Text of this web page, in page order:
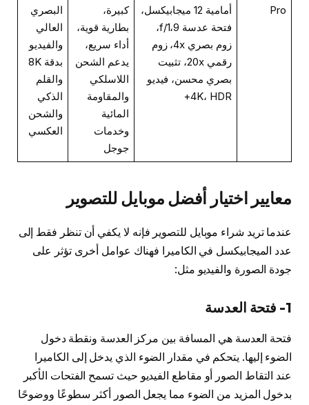
Pro
أمامية 12 ميجابيكسل،
فتحة عدسة f/1،9،
زوم بصري 4x، زوم
رقمي 20x، تثبيت
بصري محسن، فيديو
4K، HDR+
كبيرة،
بطارية قوية،
أداء سريع،
يدعم الشحن
اللاسلكي
والمقاومة
المائية
وخدمات
جوجل
البصري
العالي
والفيديو
بدقة 8K
والقلم
الذكي
والشحن
العكسي
معايير اختيار أفضل موبايل للتصوير
عندما تريد شراء موبايل للتصوير فإنه لا يكفي أن تنظر فقط إلى
عدد الميجابيكسل في الكاميرا فهناك عوامل أخرى تؤثر على
جودة الصورة والفيديو مثل:
1- فتحة العدسة
فتحة العدسة هي المسافة بين مركز العدسة ونقطة دخول
الضوء إليها. يتحكم في مقدار الضوء الذي يدخل إلى الكاميرا
عند التقاط الصور أو مقاطع الفيديو حيث تسمح الفتحات الأكبر
بدخول المزيد من الضوء مما يجعل الصور أكثر سطوعًا ووضوحًا